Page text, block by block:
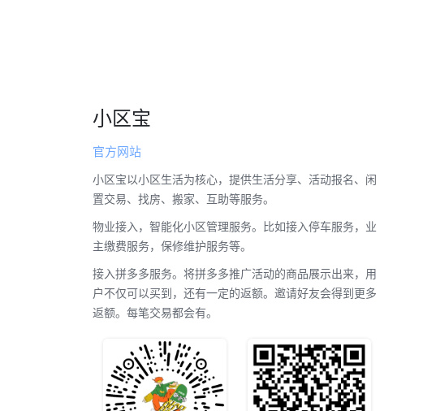
小区宝
官方网站
小区宝以小区生活为核心，提供生活分享、活动报名、闲
置交易、找房、搬家、互助等服务。
物业接入，智能化小区管理服务。比如接入停车服务，业
主缴费服务，保修维护服务等。
接入拼多多服务。将拼多多推广活动的商品展示出来，用
户不仅可以买到，还有一定的返额。邀请好友会得到更多
返额。每笔交易都会有。